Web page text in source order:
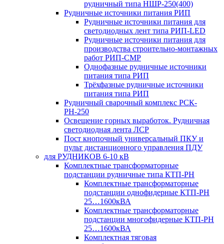
рудничный типа НШР-250(400)
Рудничные источники питания РИП
Рудничные источники питания для
светодиодных лент типа РИП-LED
Рудничные источники питания для
производства строительно-монтажных
работ РИП-СМР
Однофазные рудничные источники
питания типа РИП
Трёхфазные рудничные источники
питания типа РИП
Рудничный сварочный комплекс РСК-
РН-250
Освещение горных выработок. Рудничная
светодиодная лента ЛСР
Пост кнопочный универсальный ПКУ и
пульт дистанционного управления ПДУ
для РУДНИКОВ 6-10 кВ
Комплектные трансформаторные
подстанции рудничные типа КТП-РН
Комплектные трансформаторные
подстанции однофидерные КТП-РН
25…1600кВА
Комплектные трансформаторные
подстанции многофидерные КТП-РН
25…1600кВА
Комплектная тяговая